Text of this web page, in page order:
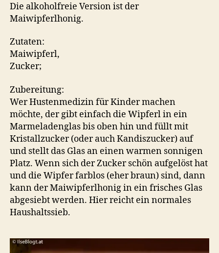
Die alkoholfreie Version ist der
Maiwipferlhonig.
Zutaten:
Maiwipferl,
Zucker;
Zubereitung:
Wer Hustenmedizin für Kinder machen
möchte, der gibt einfach die Wipferl in ein
Marmeladenglas bis oben hin und füllt mit
Kristallzucker (oder auch Kandiszucker) auf
und stellt das Glas an einen warmen sonnigen
Platz. Wenn sich der Zucker schön aufgelöst hat
und die Wipfer farblos (eher braun) sind, dann
kann der Maiwipferlhonig in ein frisches Glas
abgesiebt werden. Hier reicht ein normales
Haushaltssieb.